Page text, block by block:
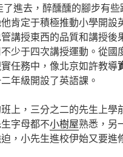
進去，醉醺醺的腳步有些
肯定于積極推動小學開設
講授東西的品質和講授後
少于四次講授運動。從國
任務中，像北京如許教導
年級開設了英語課。
上，三分之二的先生上學
字母都不小樹屋熟悉，另
，小先生進校伊始又要進